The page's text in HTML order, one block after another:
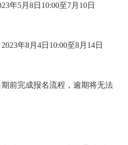
年5月8日10:00至7月10日
年8月4日10:00至8月14日
前完成报名流程，逾期将无法